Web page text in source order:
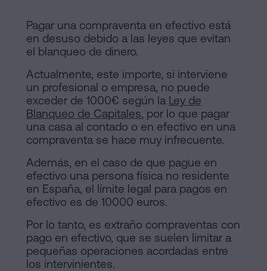
Pagar una compraventa en efectivo está
en desuso debido a las leyes que evitan
el blanqueo de dinero.
Actualmente, este importe, si interviene
un profesional o empresa, no puede
exceder de 1000€ según la Ley de
Blanqueo de Capitales, por lo que pagar
una casa al contado o en efectivo en una
compraventa se hace muy infrecuente.
Además, en el caso de que pague en
efectivo una persona física no residente
en España, el límite legal para pagos en
efectivo es de 10000 euros.
Por lo tanto, es extraño compraventas con
pago en efectivo, que se suelen limitar a
pequeñas operaciones acordadas entre
los intervinientes.